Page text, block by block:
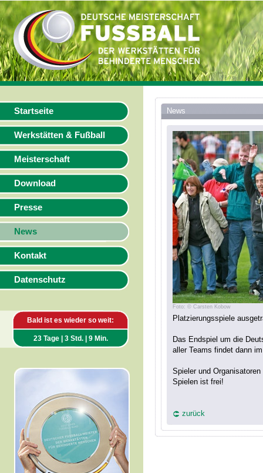
Startseite
Werkstätten & Fußball
Meisterschaft
Download
Presse
News
Kontakt
Datenschutz
Bald ist es wieder so weit:
23 Tage | 3 Std. | 9 Min.
News
Foto: © Carsten Kobow
Platzierungsspiele
Das Endspiel um die
aller Teams findet dann
Spieler und
Spielen ist frei!
zurück